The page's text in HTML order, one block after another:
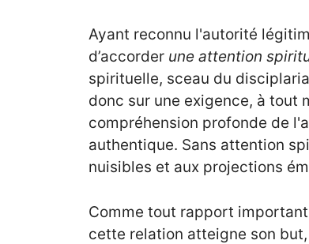
Ayant reconnu l'autorité
d’accorder une attention
spirituelle, sceau du
donc sur une exigence, à tout
compréhension profonde de
authentique. Sans attention
nuisibles et aux projections
Comme tout rapport
cette relation atteigne son